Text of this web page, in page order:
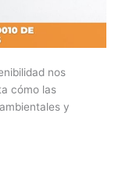
nos
cómo las
y